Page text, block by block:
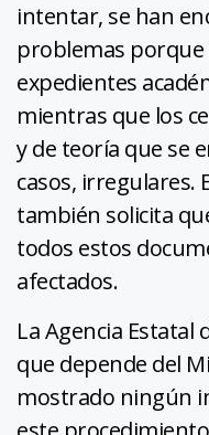
intentar, se han
problemas porque
expedientes
mientras que los
y de teoría que se
casos, irregulares.
también solicita
todos estos
afectados.
La Agencia Estatal
que depende del
mostrado ningún